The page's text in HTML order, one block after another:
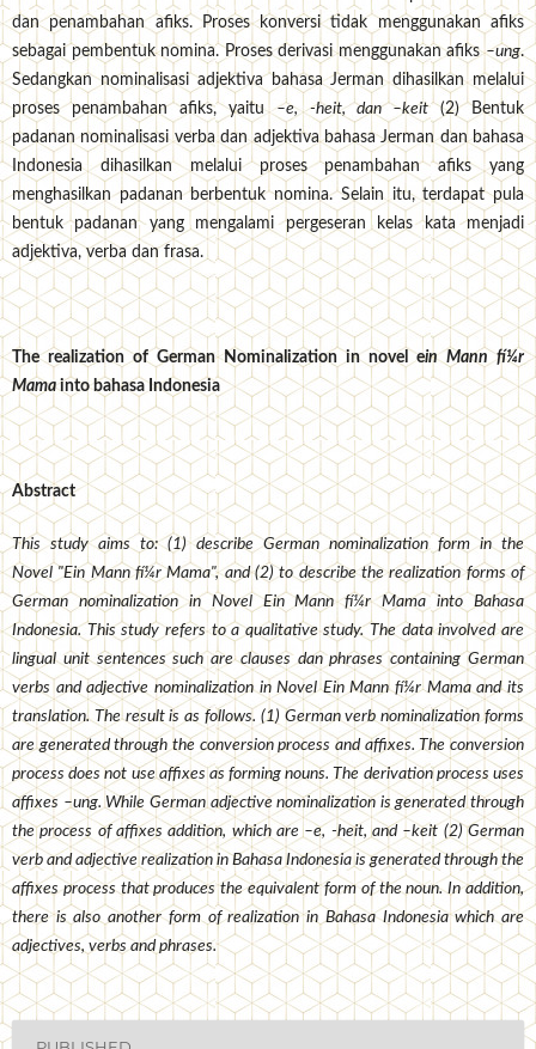
dan penambahan afiks. Proses konversi tidak menggunakan afiks
sebagai pembentuk nomina. Proses derivasi menggunakan afiks–ung.
Sedangkan nominalisasi adjektiva bahasa Jerman dihasilkan melalui
proses penambahan afiks, yaitu–e, -heit, dan –keit(2) Bentuk
padanan nominalisasi verba dan adjektiva bahasa Jerman dan bahasa
Indonesia dihasilkan melalui proses penambahan afiks yang
menghasilkan padanan berbentuk nomina. Selain itu, terdapat pula
bentuk padanan yang mengalami pergeseran kelas kata menjadi
adjektiva, verba dan frasa.
The realization of German Nominalization in novel ein Mann fí¼r
Mamainto bahasa Indonesia
Abstract
This study aims to: (1) describe German nominalization form in the
Novel "Ein Mann fí¼r Mama", and (2) to describe the realization forms of
German nominalization in Novel Ein Mann fí¼r Mama into Bahasa
Indonesia. This study refers to a qualitative study. The data involved are
lingual unit sentences such are clauses dan phrases containing German
verbs and adjective nominalization in Novel Ein Mann fí¼r Mama and its
translation. The result is as follows. (1) German verb nominalization forms
are generated through the conversion process and affixes. The conversion
process does not use affixes as forming nouns. The derivation process uses
affixes –ung. While German adjective nominalization is generated through
the process of affixes addition, which are –e, -heit, and –keit (2) German
verb and adjective realization in Bahasa Indonesia is generated through the
affixes process that produces the equivalent form of the noun. In addition,
there is also another form of realization in Bahasa Indonesia which are
adjectives, verbs and phrases.